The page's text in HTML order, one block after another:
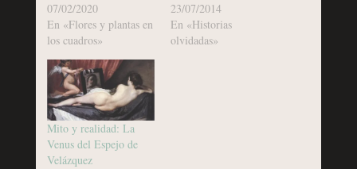
07/02/2020
En «Flores y plantas en
los cuadros»
23/07/2014
En «Historias
olvidadas»
Mito y realidad: La
Venus del Espejo de
Velázquez